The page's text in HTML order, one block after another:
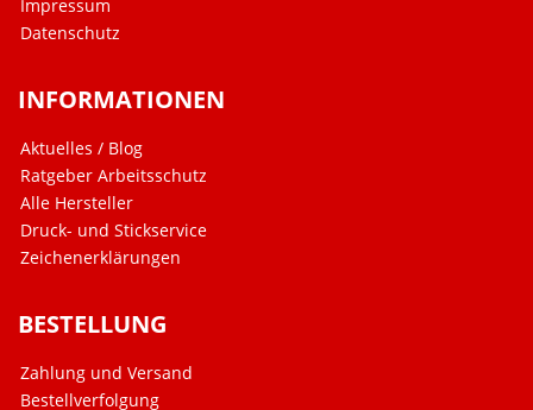
Impressum
Datenschutz
INFORMATIONEN
Aktuelles / Blog
Ratgeber Arbeitsschutz
Alle Hersteller
Druck- und Stickservice
Zeichenerklärungen
BESTELLUNG
Zahlung und Versand
Bestellverfolgung